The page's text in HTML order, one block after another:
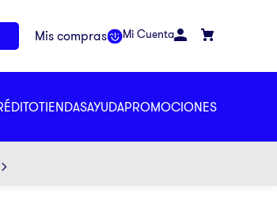
Mi Cuenta
TIENDASAYUDAPROMOCIONES